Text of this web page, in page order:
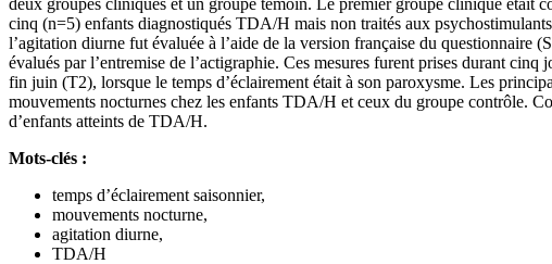
cinq (n=5) enfants diagnostiqués TDA/H mais non traités aux
l’agitation diurne fut évaluée à l’aide de la version française du questionnaire
évalués par l’entremise de l’actigraphie. Ces mesures furent prises durant
fin juin (T2), lorsque le temps d’éclairement était à son paroxysme. Les
mouvements nocturnes chez les enfants TDA/H et ceux du groupe contrôle.
d’enfants atteints de TDA/H.
Mots-clés :
temps d’éclairement saisonnier,
mouvements nocturne,
agitation diurne,
TDA/H